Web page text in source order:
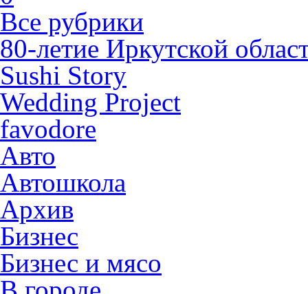
Все рубрики
80-летие Иркутской
Sushi Story
Wedding Project
favodore
Авто
Автошкола
Архив
Бизнес
Бизнес и мясо